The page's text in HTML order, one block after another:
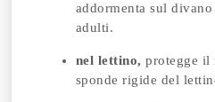
addormenta sul
adulti.
nel lettino, protegge il
sponde rigide del